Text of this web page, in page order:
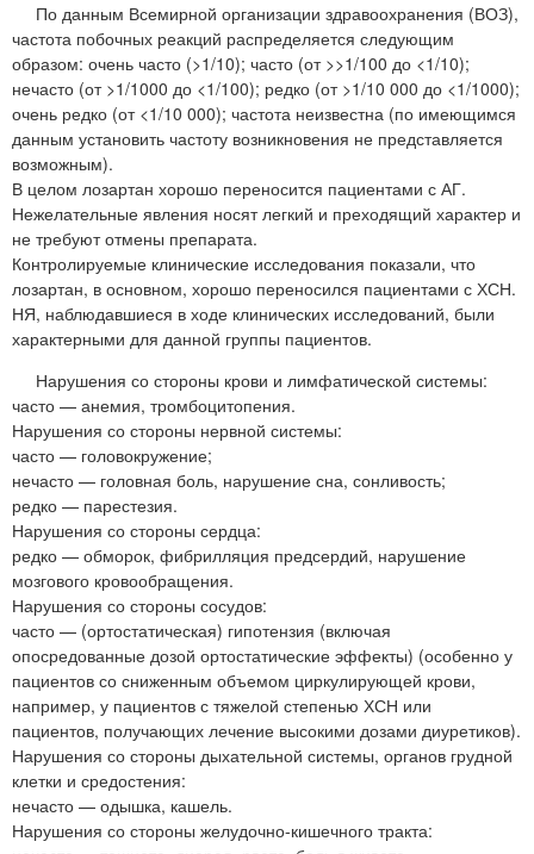
По данным Всемирной организации здравоохранения (ВОЗ),
частота побочных реакций распределяется следующим
образом: очень часто (>1/10); часто (от >>1/100 до <1/10);
нечасто (от >1/1000 до <1/100); редко (от >1/10 000 до <1/1000);
очень редко (от <1/10 000); частота неизвестна (по имеющимся
данным установить частоту возникновения не представляется
возможным).
В целом лозартан хорошо переносится пациентами с АГ.
Нежелательные явления носят легкий и преходящий характер и
не требуют отмены препарата.
Контролируемые клинические исследования показали, что
лозартан, в основном, хорошо переносился пациентами с ХСН.
НЯ, наблюдавшиеся в ходе клинических исследований, были
характерными для данной группы пациентов.
Нарушения со стороны крови и лимфатической системы:
часто — анемия, тромбоцитопения.
Нарушения со стороны нервной системы:
часто — головокружение;
нечасто — головная боль, нарушение сна, сонливость;
редко — парестезия.
Нарушения со стороны сердца:
редко — обморок, фибрилляция предсердий, нарушение
мозгового кровообращения.
Нарушения со стороны сосудов:
часто — (ортостатическая) гипотензия (включая
опосредованные дозой ортостатические эффекты) (особенно у
пациентов со сниженным объемом циркулирующей крови,
например, у пациентов с тяжелой степенью ХСН или
пациентов, получающих лечение высокими дозами диуретиков).
Нарушения со стороны дыхательной системы, органов грудной
клетки и средостения:
нечасто — одышка, кашель.
Нарушения со стороны желудочно-кишечного тракта: